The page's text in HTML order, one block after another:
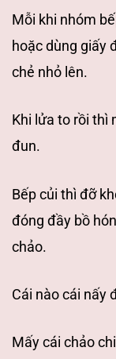
Mỗi khi nhóm
hoặc dùng giấy
chẻ nhỏ lên.
Khi lửa to rồi thì
đun.
Bếp củi thì đỡ
đóng đầy bồ
chảo.
Cái nào cái nấy
Mấy cái chảo